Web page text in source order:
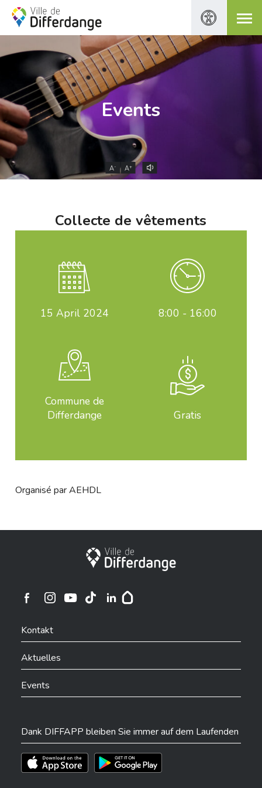
Events
A- A+
Collecte de vêtements
15 April 2024 8:00 - 16:00
Commune de
Differdange
Gratis
Organisé par AEHDL
Stadt Differdingen
Ville de Differdange sur Instagram
Kontakt
Aktuelles
Events
Dank DIFFAPP bleiben Sie immer auf dem Laufenden
Téléchargez l'app sur l'App StoreTéléchargez l'app sur Play Store